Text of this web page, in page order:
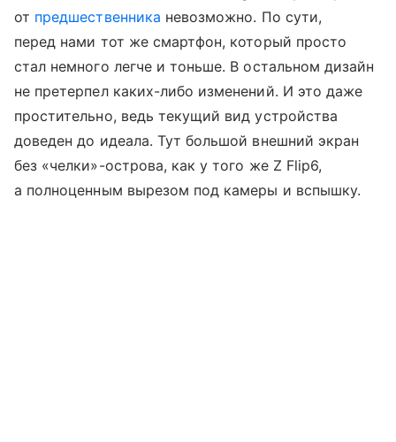
от предшественника невозможно. По сути,
перед нами тот же смартфон, который просто
стал немного легче и тоньше. В остальном дизайн
не претерпел каких-либо изменений. И это даже
простительно, ведь текущий вид устройства
доведен до идеала. Тут большой внешний экран
без «челки»-острова, как у того же Z Flip6,
а полноценным вырезом под камеры и вспышку.